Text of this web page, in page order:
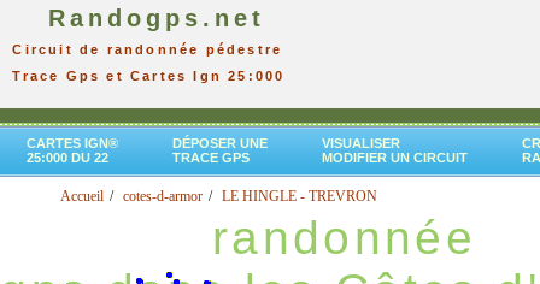
Randogps.net
Circuit de randonnée pédestre
Trace Gps et Cartes Ign 25:000
CARTES IGN®
25:000 DU 22
DÉPOSER UNE
TRACE GPS
VISUALISER
MODIFIER UN CIRCUIT
Accueil cotes-d-armor LE HINGLE - TREVRON
randonnée